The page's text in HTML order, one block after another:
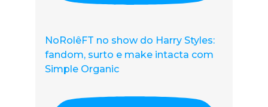
NoRolêFT no show do Harry Styles:
fandom, surto e make intacta com
Simple Organic